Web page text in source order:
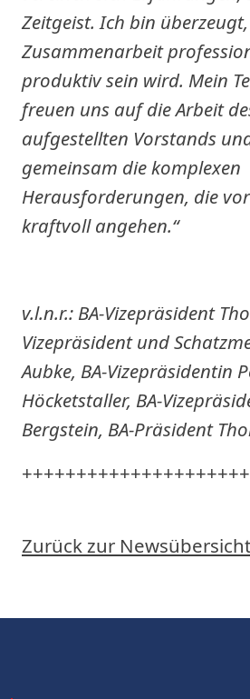
Zeitgeist. Ich bin
Zusammenarbeit
produktiv sein wird. Mein
freuen uns auf die Arbeit
aufgestellten Vorstands
gemeinsam die komplexen
Herausforderungen, die
kraftvoll angehen.“
v.l.n.r.: BA-Vizepräsident
Vizepräsident und
Aubke, BA-Vizepräsidentin
Höcketstaller, BA-
Bergstein, BA-Präsident
Zurück zur Newsübersicht